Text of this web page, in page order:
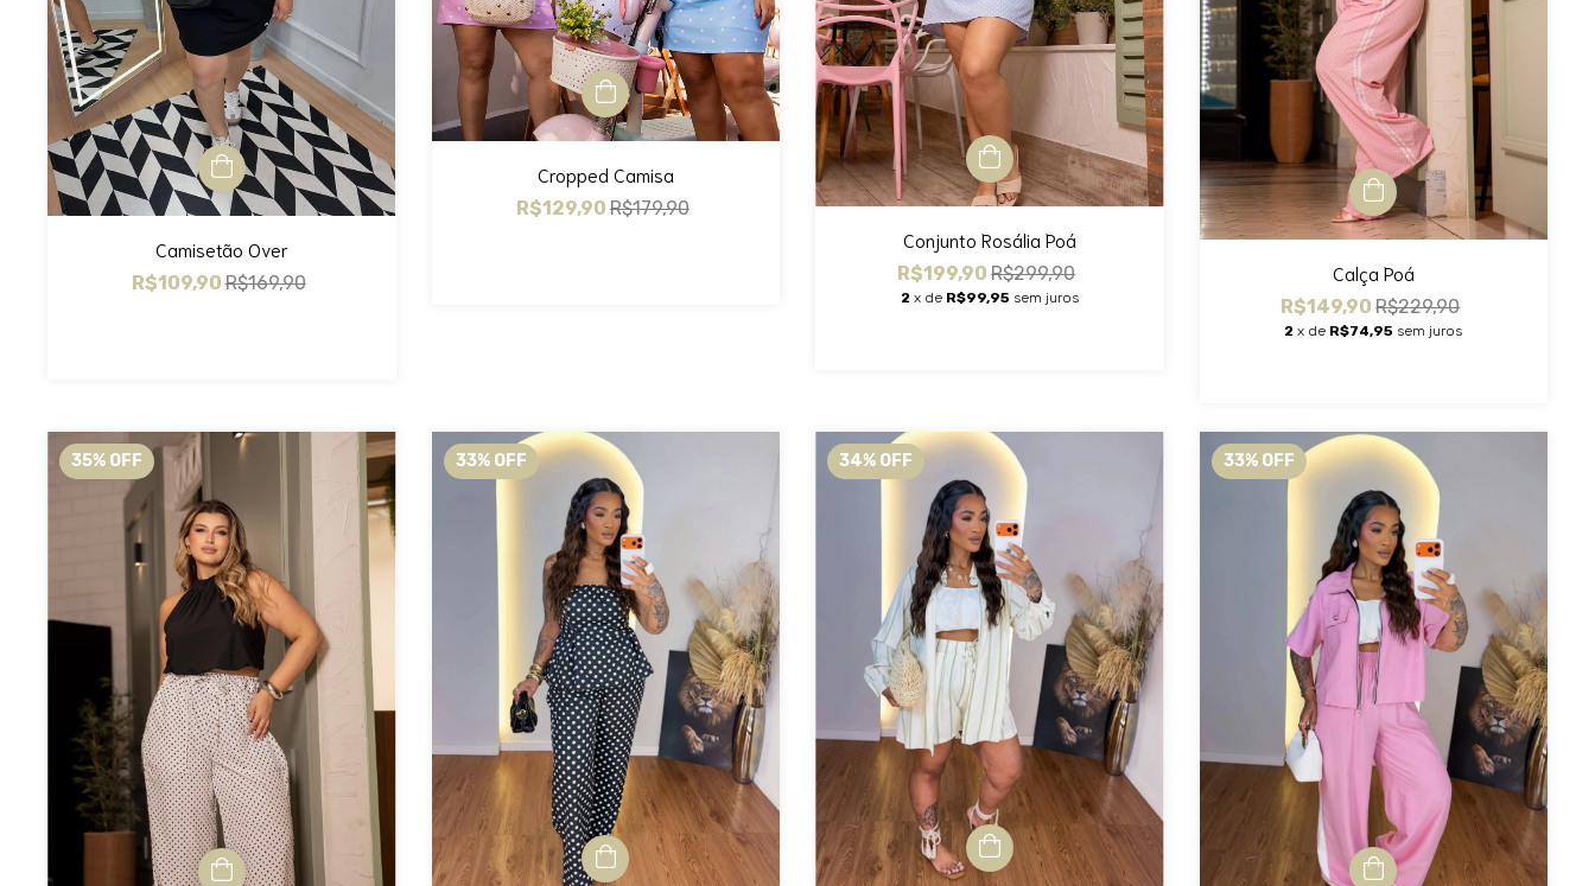
Camisetão Over
R$109,90R$169,90
Cropped Camisa
R$129,90R$179,90
Conjunto Rosália Poá
R$199,90R$299,90
2 x de R$99,95 sem juros
Calça Poá
R$149,90R$229,90
2 x de R$74,95 sem juros
35% OFF 33% OFF 34% OFF 33% OFF